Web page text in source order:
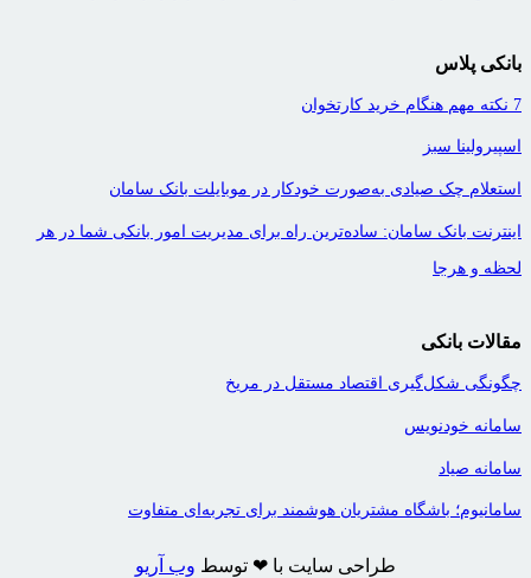
بانکی پلاس
7 نکته مهم هنگام خرید کارتخوان
اسپیرولینا سبز
استعلام چک صیادی به‌صورت خودکار در موبایلت بانک سامان
اینترنت بانک سامان: ساده‌ترین راه برای مدیریت امور بانکی شما در هر
لحظه و هرجا
مقالات بانکی
چگونگی شکل‌گیری اقتصاد مستقل در مریخ
سامانه خودنویس
سامانه صیاد
سامانیوم؛ باشگاه مشتریان هوشمند برای تجربه‌ای متفاوت
طراحی سایت با ❤ توسط وب آریو